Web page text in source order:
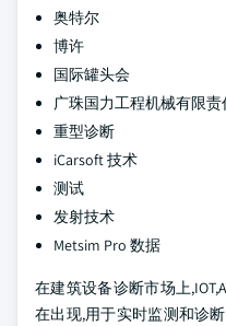
奥特尔
博许
国际罐头会
广珠国力工程机械有限责
重型诊断
iCarsoft 技术
测试
发射技术
Metsim Pro 数据
在建筑设备诊断市场上
在出现,用于实时监测和诊